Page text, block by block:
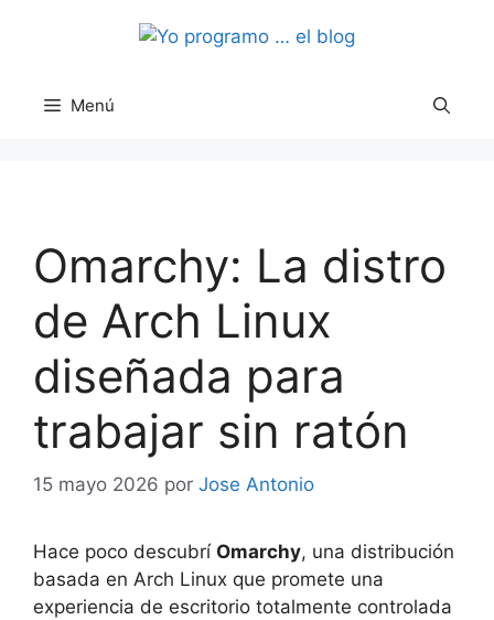
Menú
Omarchy: La distro
de Arch Linux
diseñada para
trabajar sin ratón
15 mayo 2026 por Jose Antonio
Hace poco descubrí Omarchy, una distribución
basada en Arch Linux que promete una
experiencia de escritorio totalmente controlada